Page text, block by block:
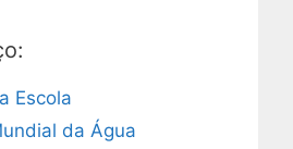
Escola
da Água